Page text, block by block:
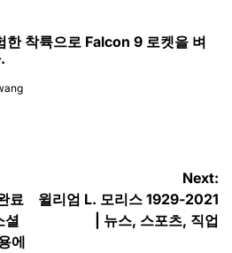
착륙으로 Falcon 9 로켓을 벼
료
셜
에
Next:
윌리엄 L. 모리스 1929-2021
| 뉴스, 스포츠, 직업